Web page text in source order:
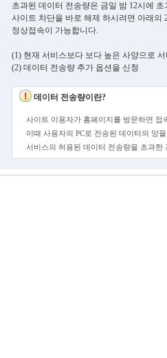
초과된 데이터 전송량은 금일 밤 12시에
사이트 차단을 바로 해제 하시려면 아래의
정상접속이 가능합니다.
(1) 현재 서비스보다 보다 높은 사양으로
(2) 데이터 전송량 추가 옵션을 신청
데이터 전송량이란?
사이트 이용자가 홈페이지를 방문하면 접
이때 사용자의 PC로 전송된 데이터의 양
서비스의 허용된 데이터 전송량을 초과